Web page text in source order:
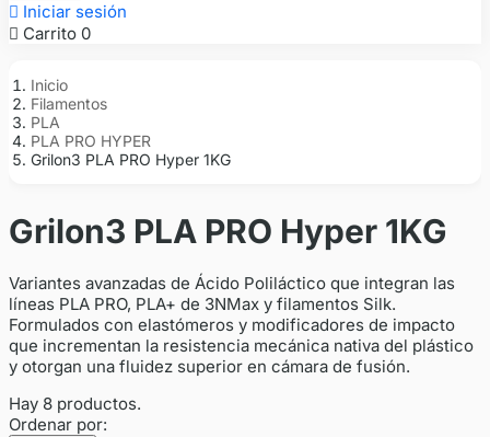
 Iniciar sesión
 Carrito 0
Inicio
Filamentos
PLA
PLA PRO HYPER
Grilon3 PLA PRO Hyper 1KG
Grilon3 PLA PRO Hyper 1KG
Variantes avanzadas de Ácido Poliláctico que integran las
líneas PLA PRO, PLA+ de 3NMax y filamentos Silk.
Formulados con elastómeros y modificadores de impacto
que incrementan la resistencia mecánica nativa del plástico
y otorgan una fluidez superior en cámara de fusión.
Hay 8 productos.
Ordenar por: